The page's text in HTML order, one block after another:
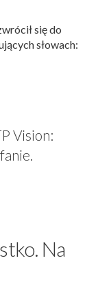
się do
słowach:
Vision:
Na